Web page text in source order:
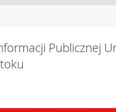
Publicznej